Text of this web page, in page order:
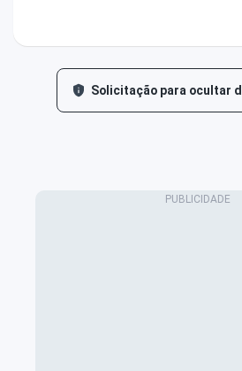
Solicitação para ocultar